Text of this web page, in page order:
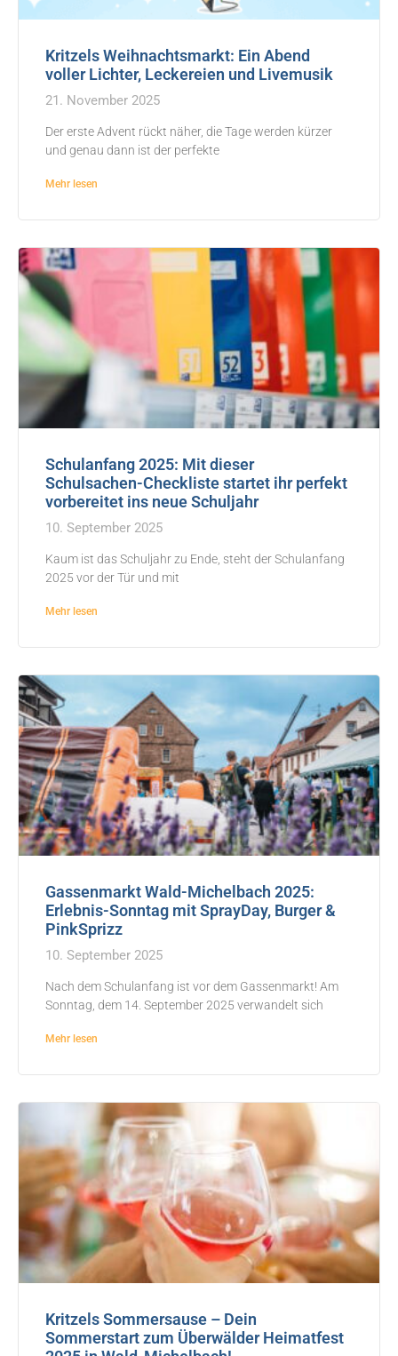
Kritzels Weihnachtsmarkt: Ein Abend
voller Lichter, Leckereien und Livemusik
21. November 2025
Der erste Advent rückt näher, die Tage werden kürzer
und genau dann ist der perfekte
Mehr lesen
Schulanfang 2025: Mit dieser
Schulsachen-Checkliste startet ihr perfekt
vorbereitet ins neue Schuljahr
10. September 2025
Kaum ist das Schuljahr zu Ende, steht der Schulanfang
2025 vor der Tür und mit
Mehr lesen
Gassenmarkt Wald-Michelbach 2025:
Erlebnis-Sonntag mit SprayDay, Burger &
PinkSprizz
10. September 2025
Nach dem Schulanfang ist vor dem Gassenmarkt! Am
Sonntag, dem 14. September 2025 verwandelt sich
Mehr lesen
Kritzels Sommersause – Dein
Sommerstart zum Überwälder Heimatfest